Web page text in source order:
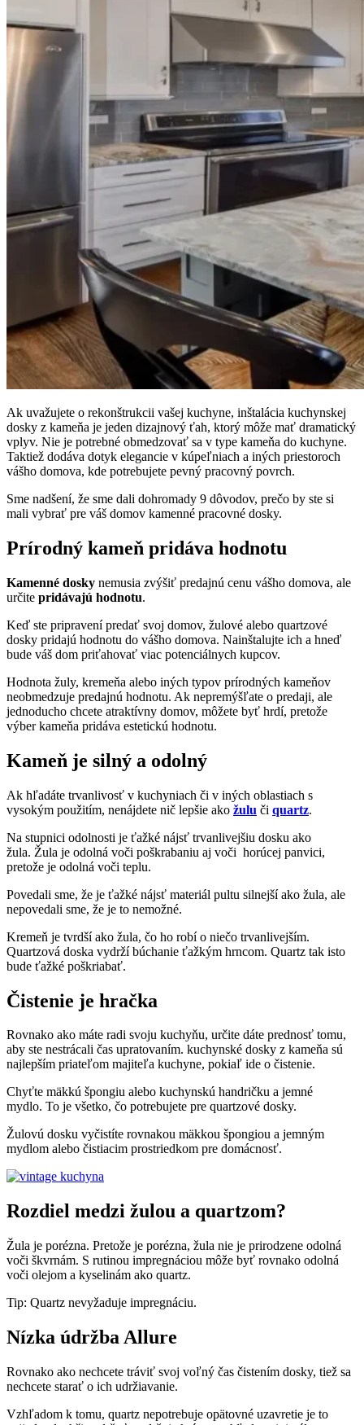
Ak uvažujete o rekonštrukcii vašej kuchyne, inštalácia kuchynskej
dosky z kameňa je jeden dizajnový ťah, ktorý môže mať dramatický
vplyv. Nie je potrebné obmedzovať sa v type kameňa do kuchyne.
Taktiež dodáva dotyk elegancie v kúpeľniach a iných priestoroch
vášho domova, kde potrebujete pevný pracovný povrch.
Sme nadšení, že sme dali dohromady 9 dôvodov, prečo by ste si
mali vybrať pre váš domov kamenné pracovné dosky.
Prírodný kameň pridáva hodnotu
Kamenné dosky nemusia zvýšiť predajnú cenu vášho domova, ale
určite pridávajú hodnotu.
Keď ste pripravení predať svoj domov, žulové alebo quartzové
dosky pridajú hodnotu do vášho domova. Nainštalujte ich a hneď
bude váš dom priťahovať viac potenciálnych kupcov.
Hodnota žuly, kremeňa alebo iných typov prírodných kameňov
neobmedzuje predajnú hodnotu. Ak nepremýšľate o predaji, ale
jednoducho chcete atraktívny domov, môžete byť hrdí, pretože
výber kameňa pridáva estetickú hodnotu.
Kameň je silný a odolný
Ak hľadáte trvanlivosť v kuchyniach či v iných oblastiach s
vysokým použitím, nenájdete nič lepšie ako žulu či quartz.
Na stupnici odolnosti je ťažké nájsť trvanlivejšiu dosku ako
žula. Žula je odolná voči poškrabaniu aj voči horúcej panvici,
pretože je odolná voči teplu.
Povedali sme, že je ťažké nájsť materiál pultu silnejší ako žula, ale
nepovedali sme, že je to nemožné.
Kremeň je tvrdší ako žula, čo ho robí o niečo trvanlivejším.
Quartzová doska vydrží búchanie ťažkým hrncom. Quartz tak isto
bude ťažké poškriabať.
Čistenie je hračka
Rovnako ako máte radi svoju kuchyňu, určite dáte prednosť tomu,
aby ste nestrácali čas upratovaním. kuchynské dosky z kameňa sú
najlepším priateľom majiteľa kuchyne, pokiaľ ide o čistenie.
Chyťte mäkkú špongiu alebo kuchynskú handričku a jemné
mydlo. To je všetko, čo potrebujete pre quartzové dosky.
Žulovú dosku vyčistíte rovnakou mäkkou špongiou a jemným
mydlom alebo čistiacim prostriedkom pre domácnosť.
Rozdiel medzi žulou a quartzom?
Žula je porézna. Pretože je porézna, žula nie je prirodzene odolná
voči škvrnám. S rutinou impregnáciou môže byť rovnako odolná
voči olejom a kyselinám ako quartz.
Tip: Quartz nevyžaduje impregnáciu.
Nízka údržba Allure
Rovnako ako nechcete tráviť svoj voľný čas čistením dosky, tiež sa
nechcete starať o ich udržiavanie.
Vzhľadom k tomu, quartz nepotrebuje opätovné uzavretie je to